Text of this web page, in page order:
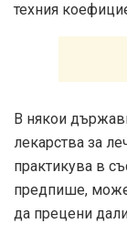
техния
В някои
лекарства за
практикува в
предпише, може
да прецени